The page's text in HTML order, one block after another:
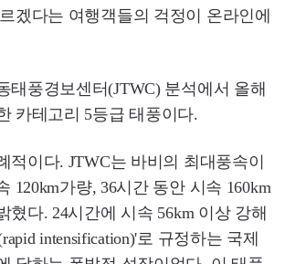
겠다는 여행객들의 걱정이 온라인에
태풍경보센터(JTWC) 분석에서 올해
카테고리 5등급 태풍이다.
적이다. JTWC는 바비의 최대풍속이
120km가량, 36시간 동안 시속 160km
혔다. 24시간에 시속 56km 이상 강해
intensification)'로 규정하는 국제